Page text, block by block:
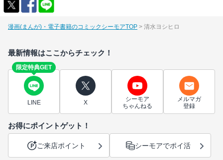
漫画(まんが)・電子書籍のコミックシーモアTOP 清水ヨシヒロ
最新情報はここからチェック！
限定特典GET
LINE X
シーモア
ちゃんねる
メルマガ
登録
お得にポイントゲット！
ご来店ポイント シーモアでポイ活